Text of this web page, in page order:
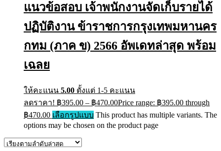
แนวข้อสอบ เจ้าพนักงานจัดเก็บรายได้
ปฏิบัติงาน ข้าราชการกรุงเทพมหานคร
กทม (ภาค ข) 2566 อัพเดทล่าสุด พร้อม
เฉลย
ให้คะแนน 5.00 ตั้งแต่ 1-5 คะแนน
ลดราคา! ฿395.00 – ฿470.00Price range: ฿395.00 through
฿470.00 เลือกรูปแบบ This product has multiple variants. The
options may be chosen on the product page